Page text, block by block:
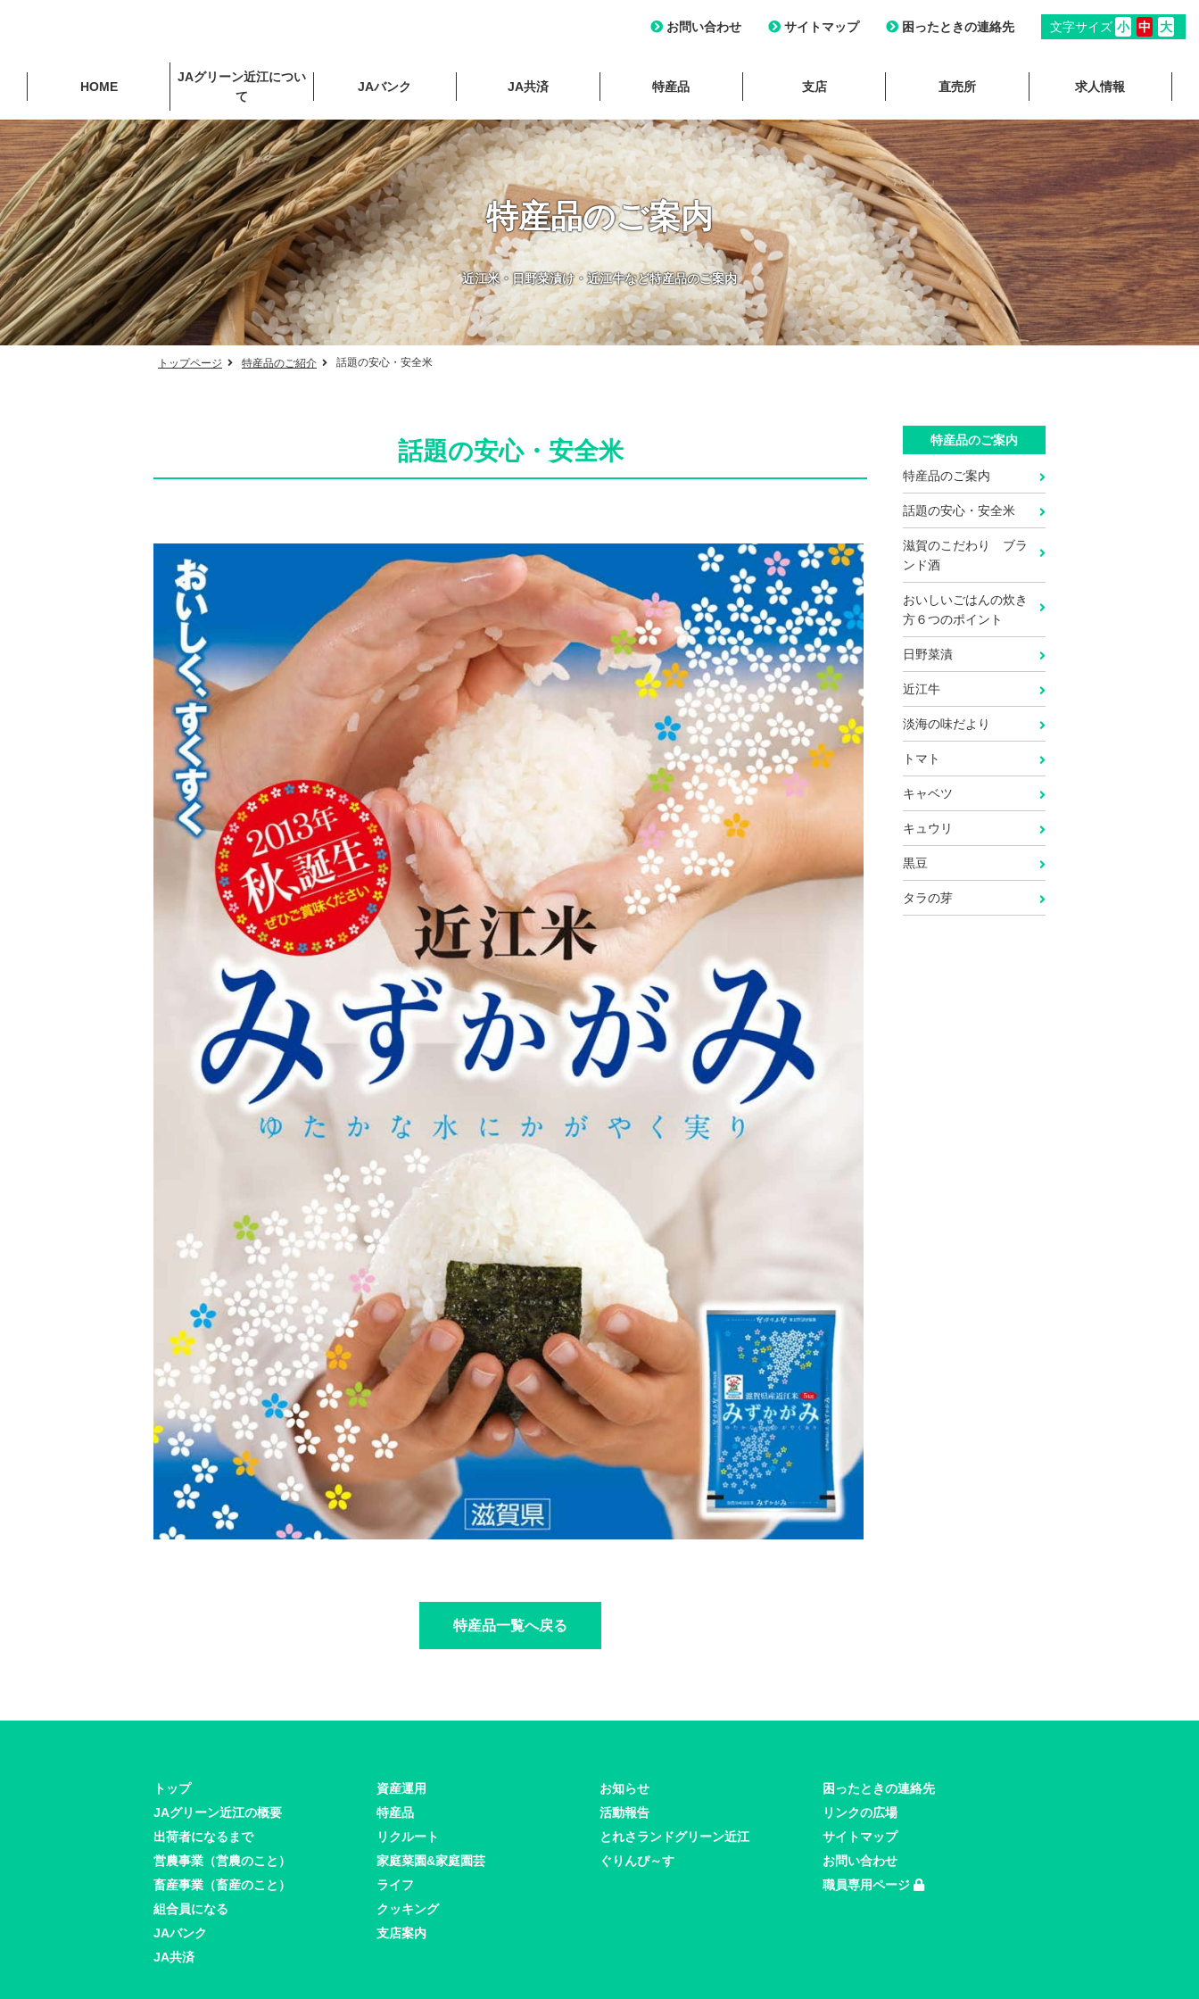
お問い合わせ サイトマップ 困ったときの連絡先 文字サイズ 小 中 大
HOME
JAグリーン近江につい
て
JAバンク JA共済 特産品 支店 直売所 求人情報
特産品のご案内
近江米・日野菜漬け・近江牛など特産品のご案内
トップページ 特産品のご紹介 話題の安心・安全米
話題の安心・安全米
特産品一覧へ戻る
特産品のご案内
特産品のご案内
話題の安心・安全米
滋賀のこだわり ブラ
ンド酒
おいしいごはんの炊き
方６つのポイント
日野菜漬
近江牛
淡海の味だより
トマト
キャベツ
キュウリ
黒豆
タラの芽
トップ
JAグリーン近江の概要
出荷者になるまで
営農事業（営農のこと）
畜産事業（畜産のこと）
組合員になる
JAバンク
JA共済
資産運用
特産品
リクルート
家庭菜園&家庭園芸
ライフ
クッキング
支店案内
お知らせ
活動報告
とれさランドグリーン近江
ぐりんぴ～す
困ったときの連絡先
リンクの広場
サイトマップ
お問い合わせ
職員専用ページ